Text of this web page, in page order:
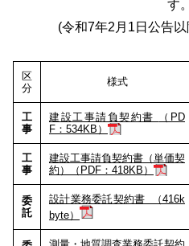
す。
(令和7年2月1日公告以
区
分
様式
工
事
建設工事請負契約書
（PD
F：534KB）
工
事
建設工事請負契約書（単価契
約）（PDF：418KB）
委
託
設計業務委託契約書 （416k
byte）